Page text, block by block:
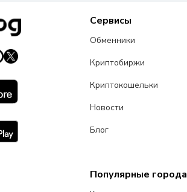
Сервисы
Обменники
Криптобиржи
Криптокошельки
Новости
Блог
Популярные города